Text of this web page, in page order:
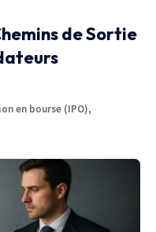
de Sortie
en bourse (IPO),